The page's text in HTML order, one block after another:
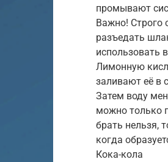
промывают
Важно! Строго
разъедать
использовать
Лимонную
заливают её в
Затем воду
можно только
брать нельзя,
когда
Кока-кола